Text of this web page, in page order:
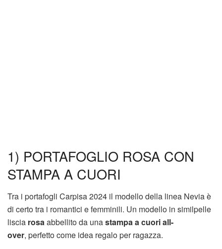
1) PORTAFOGLIO ROSA CON
STAMPA A CUORI
Tra i portafogli Carpisa 2024 il modello della linea Nevia è
di certo tra i romantici e femminili. Un modello in similpelle
liscia rosaabbellito da unastampa a cuori all-
over, perfetto come idea regalo per ragazza.